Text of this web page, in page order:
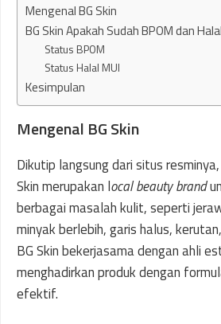
Mengenal BG Skin
BG Skin Apakah Sudah BPOM dan
Status BPOM
Status Halal MUI
Kesimpulan
Mengenal BG Skin
Dikutip langsung dari situs
Skin merupakan local beauty brand
berbagai masalah kulit, seperti
minyak berlebih, garis halus,
BG Skin bekerjasama dengan ahli
menghadirkan produk dengan
efektif.